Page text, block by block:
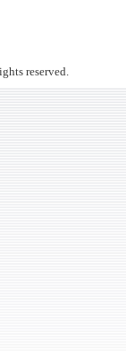
reserved.